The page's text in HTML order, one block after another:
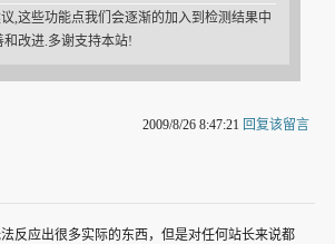
,这些功能点我们会逐渐的加入到检测结果中
和改进.多谢支持本站!
2009/8/26 8:47:21 回复该留言
反应出很多实际的东西，但是对任何站长来说都